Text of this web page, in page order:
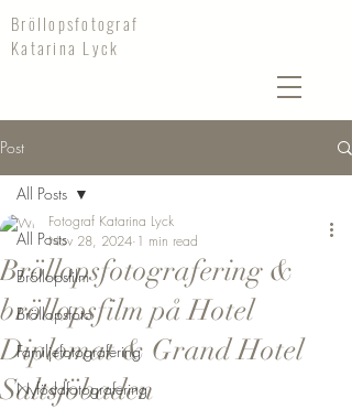
Bröllopsfotograf
Katarina Lyck
Post
All Posts
Bröllopsfilm
Bröllopsfoto
Familjefotografering
Nyföddfotografering
All Posts
Bröllopsfotografering &
bröllopsfilm på Hotel
Diplomat & Grand Hotel
Saltsjöbaden
Fotograf Katarina Lyck
Nov 28, 2024 1 min read